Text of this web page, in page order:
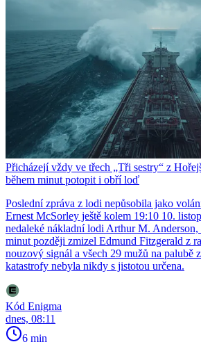
Přicházejí vždy ve třech „Tři sestry“ z
během minut potopit i obří loď
Poslední zpráva z lodi nepůsobila jako
Ernest McSorley ještě kolem 19:10 10.
nedaleké nákladní lodi Arthur M.
minut později zmizel Edmund Fitzgerald z
nouzový signál a všech 29 mužů na palubě
katastrofy nebyla nikdy s jistotou určena.
Kód Enigma
dnes, 08:11
6 min